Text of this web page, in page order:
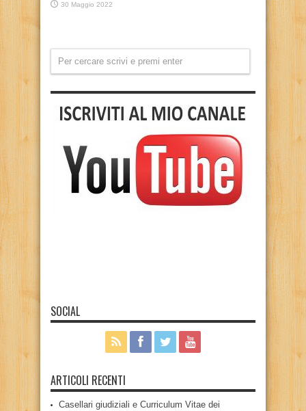
30 Maggio 2022
SOCIAL
ARTICOLI RECENTI
Casellari giudiziali e Curriculum Vitae dei